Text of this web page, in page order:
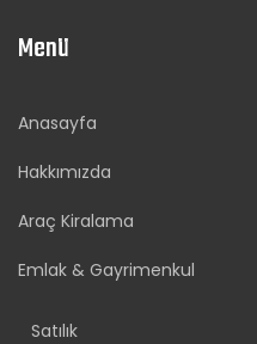
Menü
Anasayfa
Hakkımızda
Araç Kiralama
Emlak & Gayrimenkul
Satılık